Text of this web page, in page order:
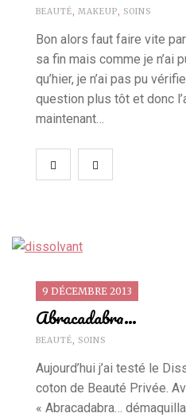
BEAUTÉ, MAKEUP, SOINS
Bon alors faut faire vite
sa fin mais comme je n’ai
qu’hier, je n’ai pas pu
question plus tôt et donc
maintenant…
9 DÉCEMBRE 2013
Abracadabra…
BEAUTÉ, SOINS
Aujourd’hui j’ai testé le
coton de Beauté Privée.
« Abracadabra…